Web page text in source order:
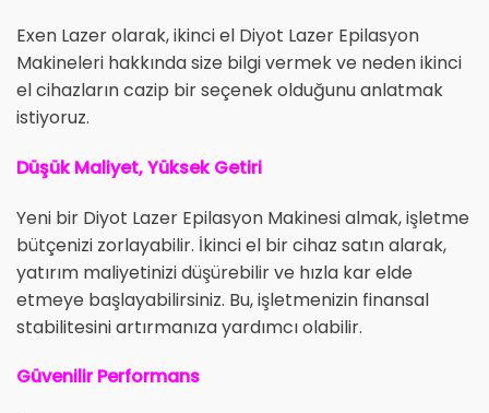
Exen Lazer olarak, ikinci el Diyot Lazer Epilasyon
Makineleri hakkında size bilgi vermek ve neden ikinci
el cihazların cazip bir seçenek olduğunu anlatmak
istiyoruz.
Düşük Maliyet, Yüksek Getiri
Yeni bir Diyot Lazer Epilasyon Makinesi almak, işletme
bütçenizi zorlayabilir. İkinci el bir cihaz satın alarak,
yatırım maliyetinizi düşürebilir ve hızla kar elde
etmeye başlayabilirsiniz. Bu, işletmenizin finansal
stabilitesini artırmanıza yardımcı olabilir.
Güvenilir Performans